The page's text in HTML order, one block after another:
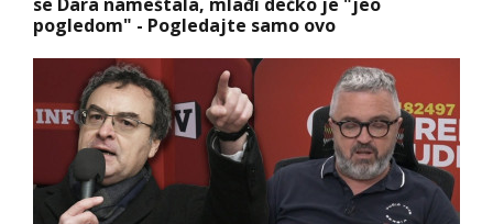
pogledom" - Pogledajte samo ovo